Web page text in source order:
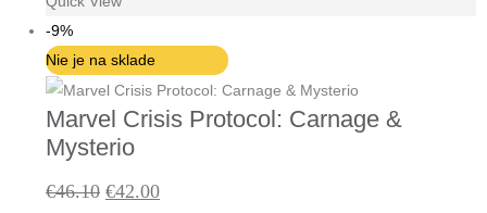
bola:
€46.10.€42.00.
-9%
Nie je na sklade
Marvel Crisis Protocol: Carnage &
Mysterio
€46.10 Pôvodná
€42.00Aktuálna